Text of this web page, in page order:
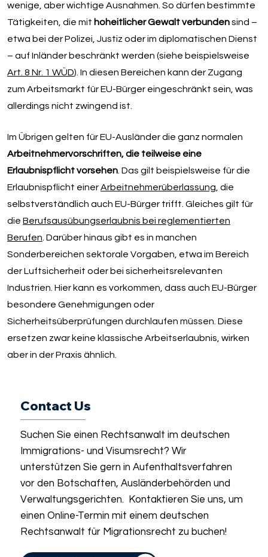
wenige, aber wichtige Ausnahmen. So dürfen bestimmte
Tätigkeiten, die mit hoheitlicher Gewalt verbundensind –
etwa bei der Polizei, Justiz oder im diplomatischen Dienst
– auf Inländer beschränkt werden (siehe beispielsweise
Art. 8 Nr. 1 WÜD). In diesen Bereichen kann der Zugang
zum Arbeitsmarkt für EU-Bürger eingeschränkt sein, was
allerdings nicht zwingend ist.
Im Übrigen gelten für EU-Ausländer die ganz normalen
Arbeitnehmervorschriften, die teilweise eine
Erlaubnispflicht vorsehen. Das gilt beispielsweise für die
Erlaubnispflicht einerArbeitnehmerüberlassung , die
selbstverständlich auch EU-Bürger trifft. Gleiches gilt für
die Berufsausübungserlaubnis bei reglementierten
Berufen . Darüber hinaus gibt es in manchen
Sonderbereichen sektorale Vorgaben, etwa im Bereich
der Luftsicherheit oder bei sicherheitsrelevanten
Industrien. Hier kann es vorkommen, dass auch EU-Bürger
besondere Genehmigungen oder
Sicherheitsüberprüfungen durchlaufen müssen. Diese
ersetzen zwar keine klassische Arbeitserlaubnis, wirken
aber in der Praxis ähnlich.
Contact Us
Suchen Sie einen Rechtsanwalt im deutschen
Immigrations- und Visumsrecht? Wir
unterstützen Sie gern in Aufenthaltsverfahren
vor den Botschaften, Ausländerbehörden und
Verwaltungsgerichten. Kontaktieren Sie uns, um
einen Online-Termin mit einem deutschen
Rechtsanwalt für Migrationsrecht zu buchen!